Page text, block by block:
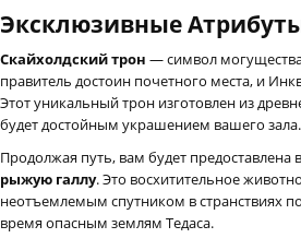
Эксклюзивные
Скайхолдский трон — символ
правитель достоин почетного места, и
Этот уникальный трон изготовлен из
будет достойным украшением вашего зала.
Продолжая путь, вам будет предоставлена
рыжую галлу. Это восхитительное
неотъемлемым спутником в странствиях
время опасным землям Тедаса.